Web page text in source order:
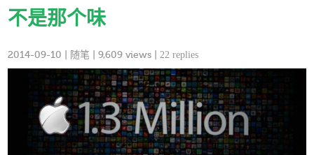
不是那个味
2014-09-10 随笔 | 9,609 views |22 replies